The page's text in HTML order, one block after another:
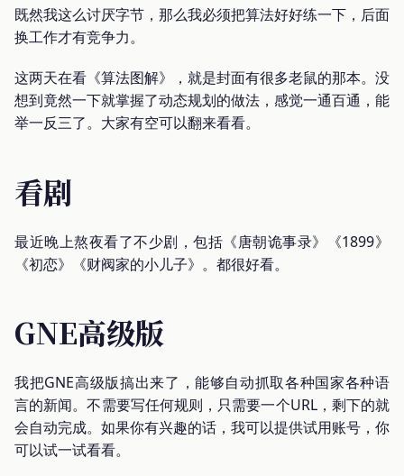
既然我这么讨厌字节，那么我必须把算法好好练一下，后面
换工作才有竞争力。
这两天在看《算法图解》，就是封面有很多老鼠的那本。没
想到竟然一下就掌握了动态规划的做法，感觉一通百通，能
举一反三了。大家有空可以翻来看看。
看剧
最近晚上熬夜看了不少剧，包括《唐朝诡事录》《1899》
《初恋》《财阀家的小儿子》。都很好看。
GNE高级版
我把GNE高级版搞出来了，能够自动抓取各种国家各种语
言的新闻。不需要写任何规则，只需要一个URL，剩下的就
会自动完成。如果你有兴趣的话，我可以提供试用账号，你
可以试一试看看。